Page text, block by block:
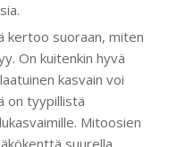
kertoo suoraan, miten
On kuitenkin hyvä
kasvain voi
on tyypillistä
Mitoosien
suurella